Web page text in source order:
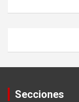
Secciones